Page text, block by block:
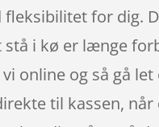
fleksibilitet for dig.
i kø er længe
online og så gå let
til kassen, når